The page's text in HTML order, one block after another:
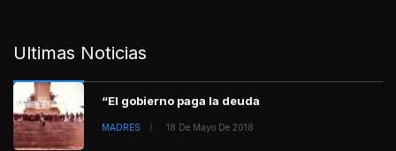
Ultimas Noticias
“El gobierno paga la deuda
MADRES 18 De Mayo De 2018